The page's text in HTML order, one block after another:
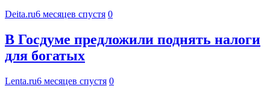
Deita.ru6 месяцев спустя 0
В Госдуме предложили поднять налоги
для богатых
Lenta.ru6 месяцев спустя 0